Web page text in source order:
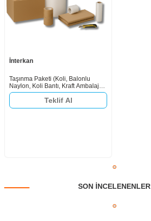
İnterkan
Taşınma Paketi (Koli, Balonlu
Naylon, Koli Bantı, Kraft Ambalaj
Kağıdı, Streç, Falçata)
Teklif Al
SON INCELENENLER